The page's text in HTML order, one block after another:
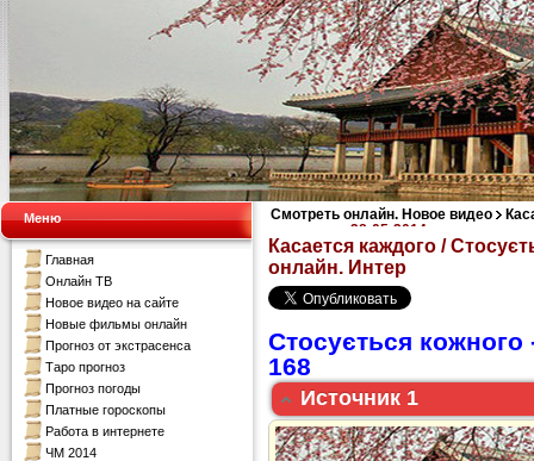
Меню
Главная
Онлайн ТВ
Новое видео на сайте
Новые фильмы онлайн
Прогноз от экстрасенса
Таро прогноз
Прогноз погоды
Платные гороскопы
Работа в интернете
ЧМ 2014
Смотреть онлайн. Новое видео
кожного за 28-05-2014 смотреть
Касается каждого /
онлайн. Интер
Стосується
168
Источник 1